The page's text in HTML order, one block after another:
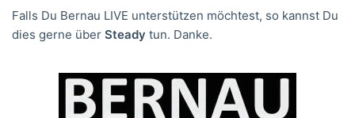
Falls Du Bernau LIVE unterstützen möchtest, so kannst Du
dies gerne über Steady tun. Danke.